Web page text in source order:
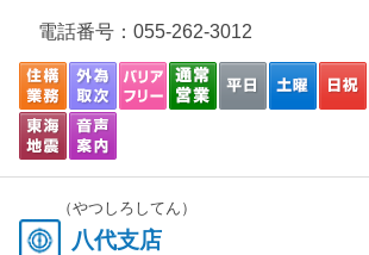
電話番号： 055-262-3012
（やつしろしてん）
八代支店